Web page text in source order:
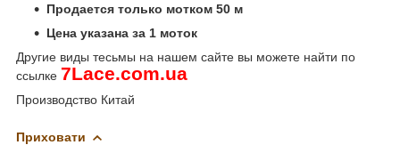
Продается только мотком 50 м
Цена указана за 1 моток
Другие виды тесьмы на нашем сайте вы можете найти по
ссылке 7Lace.com.ua
Производство Китай
Приховати